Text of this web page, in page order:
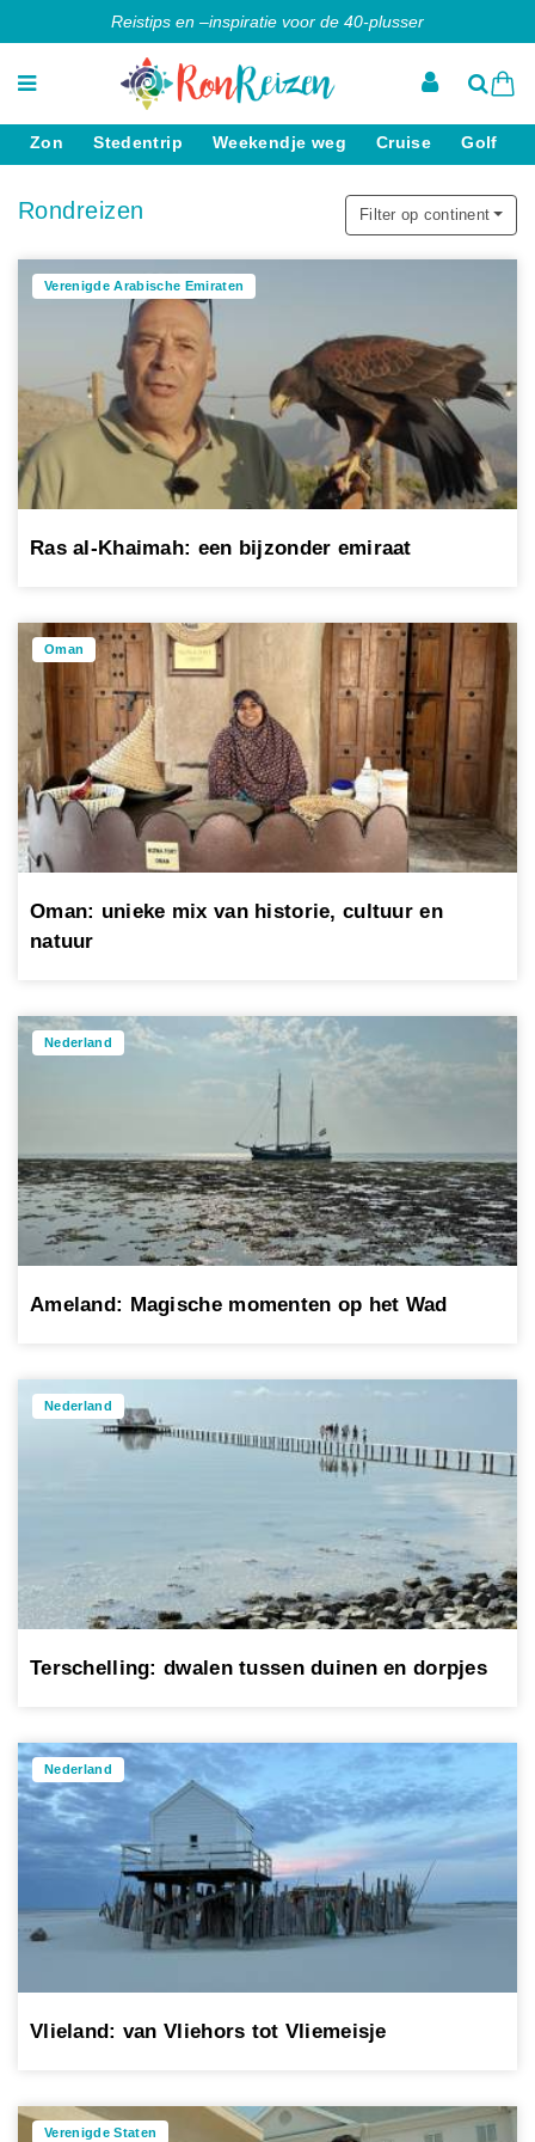
Reistips en –inspiratie voor de 40-plusser
Zon Stedentrip Weekendje weg Cruise Golf
Rondreizen Filter op continent
Verenigde Arabische Emiraten
Ras al-Khaimah: een bijzonder emiraat
Oman
Oman: unieke mix van historie, cultuur en
natuur
Nederland
Ameland: Magische momenten op het Wad
Nederland
Terschelling: dwalen tussen duinen en dorpjes
Nederland
Vlieland: van Vliehors tot Vliemeisje
Verenigde Staten